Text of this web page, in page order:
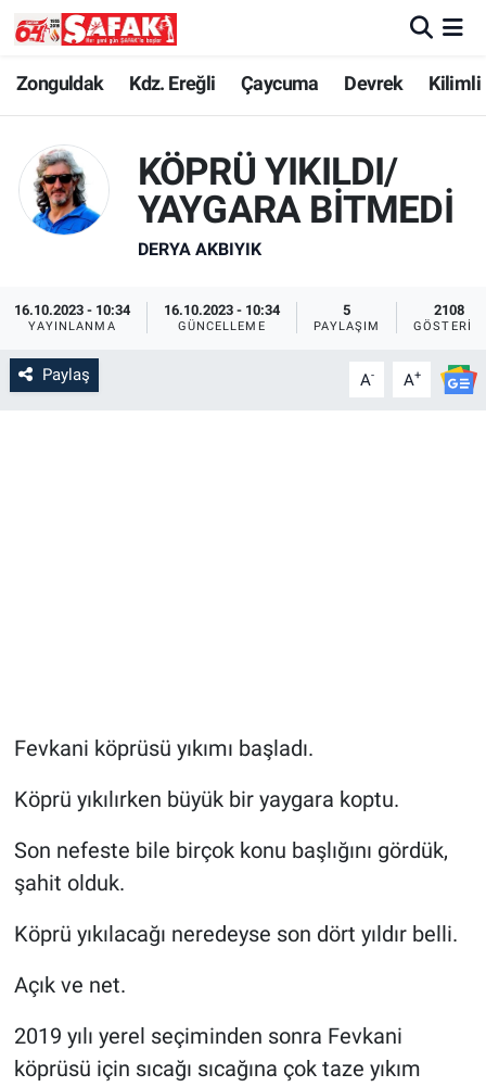
Zonguldak Kdz. Ereğli Çaycuma Devrek Kilimli
KÖPRÜ YIKILDI/
YAYGARA BİTMEDİ
DERYA AKBIYIK
16.10.2023 - 10:34
YAYINLANMA
16.10.2023 - 10:34
GÜNCELLEME
5
PAYLAŞIM
2108
GÖSTERIM
Paylaş A- A+
Fevkani köprüsü yıkımı başladı.
Köprü yıkılırken büyük bir yaygara koptu.
Son nefeste bile birçok konu başlığını gördük,
şahit olduk.
Köprü yıkılacağı neredeyse son dört yıldır belli.
Açık ve net.
2019 yılı yerel seçiminden sonra Fevkani
köprüsü için sıcağı sıcağına çok taze yıkım
Zonguldak
Çaycuma
Kilimli
Asayiş
Zonguldak Nöbetçi Eczaneler
Zonguldak Namaz Vakitleri
Zonguldak Trafik Yoğunluk Haritası
Süper Lig Puan Durumu ve Fikstür
Tüm Manşetler